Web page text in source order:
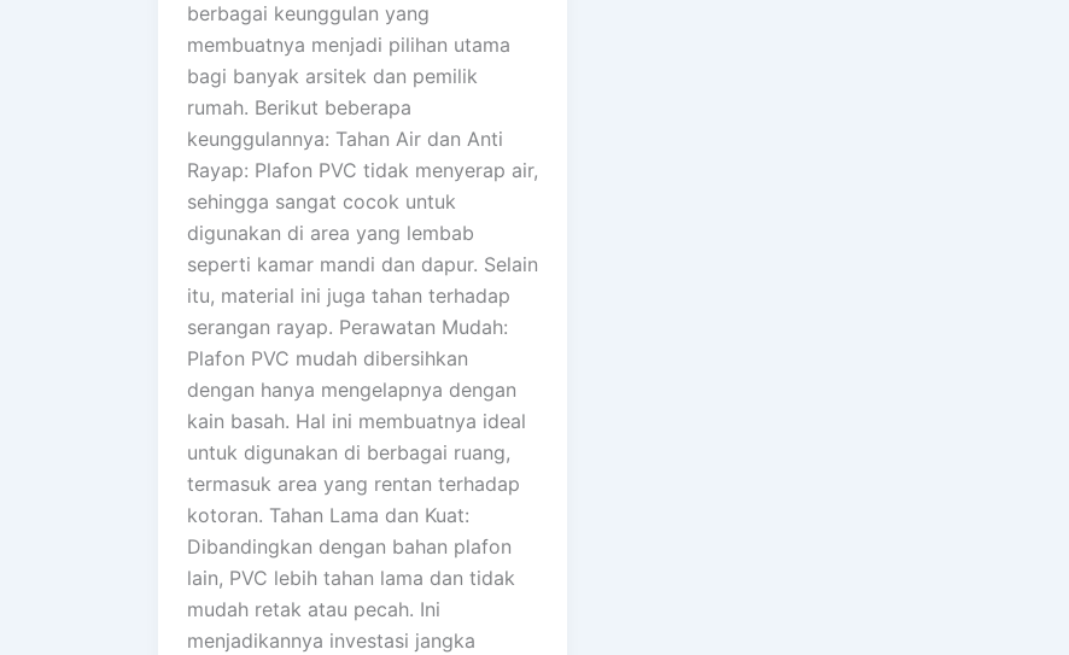
berbagai keunggulan yang
membuatnya menjadi pilihan utama
bagi banyak arsitek dan pemilik
rumah. Berikut beberapa
keunggulannya: Tahan Air dan Anti
Rayap: Plafon PVC tidak menyerap air,
sehingga sangat cocok untuk
digunakan di area yang lembab
seperti kamar mandi dan dapur. Selain
itu, material ini juga tahan terhadap
serangan rayap. Perawatan Mudah:
Plafon PVC mudah dibersihkan
dengan hanya mengelapnya dengan
kain basah. Hal ini membuatnya ideal
untuk digunakan di berbagai ruang,
termasuk area yang rentan terhadap
kotoran. Tahan Lama dan Kuat:
Dibandingkan dengan bahan plafon
lain, PVC lebih tahan lama dan tidak
mudah retak atau pecah. Ini
menjadikannya investasi jangka